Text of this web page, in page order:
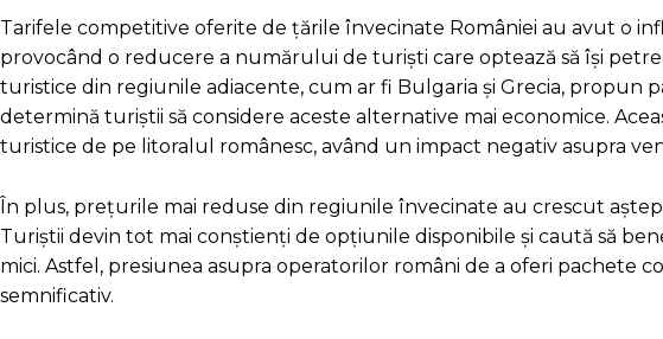
Tarifele competitive oferite de țările învecinate României au avut o
provocând o reducere a numărului de turiști care optează să își
turistice din regiunile adiacente, cum ar fi Bulgaria și Grecia, propun
determină turiștii să considere aceste alternative mai economice.
turistice de pe litoralul românesc, având un impact negativ asupra
În plus, prețurile mai reduse din regiunile învecinate au crescut
Turiștii devin tot mai conștienți de opțiunile disponibile și caută să
mici. Astfel, presiunea asupra operatorilor români de a oferi pachete
semnificativ.